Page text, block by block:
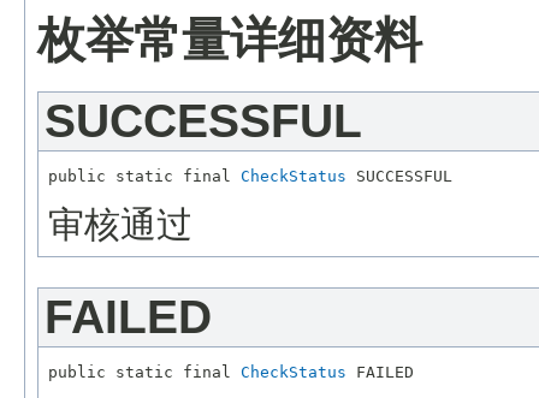
枚举常量详细资料
SUCCESSFUL
public static final CheckStatus
审核通过
FAILED
public static final CheckStatus